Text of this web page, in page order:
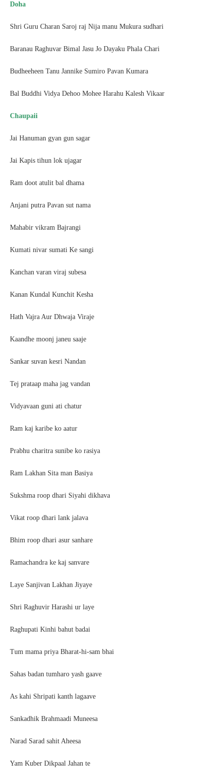
Doha
Shri Guru Charan Saroj raj Nija manu Mukura sudhari
Baranau Raghuvar Bimal Jasu Jo Dayaku Phala Chari
Budheeheen Tanu Jannike Sumiro Pavan Kumara
Bal Buddhi Vidya Dehoo Mohee Harahu Kalesh Vikaar
Chaupaii
Jai Hanuman gyan gun sagar
Jai Kapis tihun lok ujagar
Ram doot atulit bal dhama
Anjani putra Pavan sut nama
Mahabir vikram Bajrangi
Kumati nivar sumati Ke sangi
Kanchan varan viraj subesa
Kanan Kundal Kunchit Kesha
Hath Vajra Aur Dhwaja Viraje
Kaandhe moonj janeu saaje
Sankar suvan kesri Nandan
Tej prataap maha jag vandan
Vidyavaan guni ati chatur
Ram kaj karibe ko aatur
Prabhu charitra sunibe ko rasiya
Ram Lakhan Sita man Basiya
Sukshma roop dhari Siyahi dikhava
Vikat roop dhari lank jalava
Bhim roop dhari asur sanhare
Ramachandra ke kaj sanvare
Laye Sanjivan Lakhan Jiyaye
Shri Raghuvir Harashi ur laye
Raghupati Kinhi bahut badai
Tum mama priya Bharat-hi-sam bhai
Sahas badan tumharo yash gaave
As kahi Shripati kanth lagaave
Sankadhik Brahmaadi Muneesa
Narad Sarad sahit Aheesa
Yam Kuber Dikpaal Jahan te